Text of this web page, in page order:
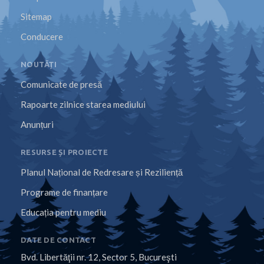
Sitemap
Conducere
NOUTĂȚI
Comunicate de presă
Rapoarte zilnice starea mediului
Anunțuri
RESURSE ȘI PROIECTE
Planul Național de Redresare și Reziliență
Programe de finanțare
Educația pentru mediu
DATE DE CONTACT
Bvd. Libertăţii nr. 12, Sector 5, Bucureşti